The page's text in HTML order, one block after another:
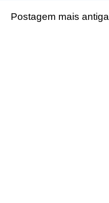
Postagem mais antiga